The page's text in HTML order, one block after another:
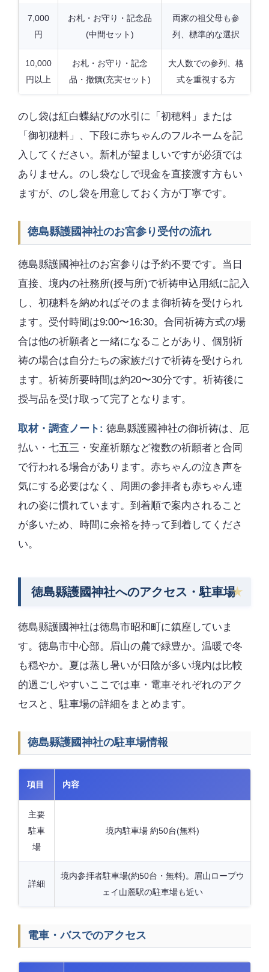
7,000
円
お札・お守り・記念品
(中間セット)
両家の祖父母も参
列、標準的な選択
10,000
円以上
お札・お守り・記念
品・撤饌(充実セット)
大人数での参列、格
式を重視する方
のし袋は紅白蝶結びの水引に「初穂料」または
「御初穂料」、下段に赤ちゃんのフルネームを記
入してください。新札が望ましいですが必須では
ありません。のし袋なしで現金を直接渡す方もい
ますが、のし袋を用意しておく方が丁寧です。
徳島縣護國神社のお宮参り受付の流れ
徳島縣護國神社のお宮参りは予約不要です。当日
直接、境内の社務所(授与所)で祈祷申込用紙に記入
し、初穂料を納めればそのまま御祈祷を受けられ
ます。受付時間は9:00〜16:30。合同祈祷方式の場
合は他の祈願者と一緒になることがあり、個別祈
祷の場合は自分たちの家族だけで祈祷を受けられ
ます。祈祷所要時間は約20〜30分です。祈祷後に
授与品を受け取って完了となります。
取材・調査ノート: 徳島縣護國神社の御祈祷は、厄
払い・七五三・安産祈願など複数の祈願者と合同
で行われる場合があります。赤ちゃんの泣き声を
気にする必要はなく、周囲の参拝者も赤ちゃん連
れの姿に慣れています。到着順で案内されること
が多いため、時間に余裕を持って到着してくださ
い。
徳島縣護國神社へのアクセス・駐車場
徳島縣護國神社は徳島市昭和町に鎮座していま
す。徳島市中心部。眉山の麓で緑豊か。温暖で冬
も穏やか。夏は蒸し暑いが日陰が多い境内は比較
的過ごしやすいここでは車・電車それぞれのアク
セスと、駐車場の詳細をまとめます。
徳島縣護國神社の駐車場情報
項目 内容
主要
駐車
場
境内駐車場 約50台(無料)
詳細
境内参拝者駐車場(約50台・無料)。眉山ロープウ
ェイ山麓駅の駐車場も近い
電車・バスでのアクセス